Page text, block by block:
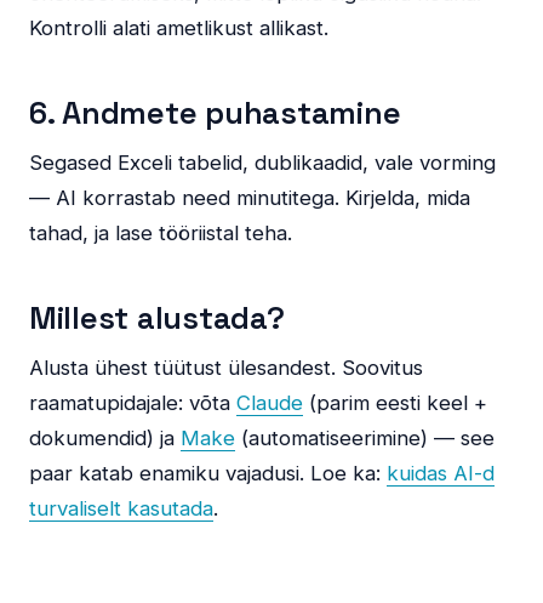
Kontrolli alati ametlikust allikast.
6. Andmete puhastamine
Segased Exceli tabelid, dublikaadid, vale vorming
— AI korrastab need minutitega. Kirjelda, mida
tahad, ja lase tööriistal teha.
Millest alustada?
Alusta ühest tüütust ülesandest. Soovitus
raamatupidajale: võta Claude (parim eesti keel +
dokumendid) ja Make (automatiseerimine) — see
paar katab enamiku vajadusi. Loe ka: kuidas AI-d
turvaliselt kasutada.